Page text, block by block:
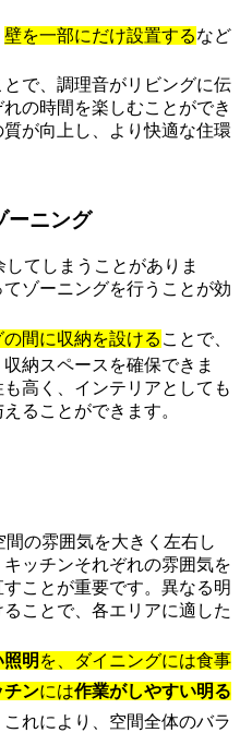
壁を一部にだけ設置するなど
で、調理音がリビングに伝
の時間を楽しむことができ
が向上し、より快適な住環
ーニング
てしまうことがありま
ゾーニングを行うことが効
間に収納を設ける ことで、
納スペースを確保できま
高く、インテリアとしても
ることができます。
の雰囲気を大きく左右し
ッチンそれぞれの雰囲気を
ことが重要です。異なる明
ことで、各エリアに適した
明 を、ダイニングには食事
チンには作業がしやすい明る
れにより、空間全体のバラ